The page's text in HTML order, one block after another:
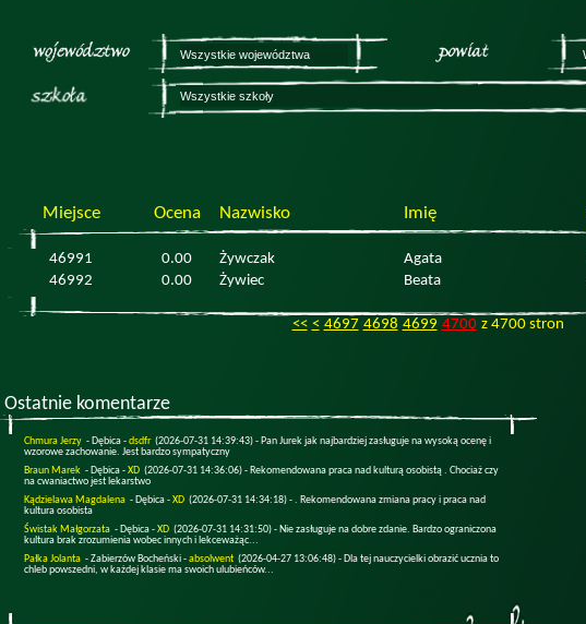
Miejsce Ocena Nazwisko Imię
46991 0.00 Żywczak Agata
46992
0.00 Żywiec Beata
<< < 4697 4698 4699 4700 z 4700 stron
Ostatnie komentarze
Chmura Jerzy - Dębica -dsdfr (2026-07-31 14:39:43) - Pan Jurek jak najbardziej zasługuje na wysoką ocenę i
wzorowe zachowanie. Jest bardzo sympatyczny
Braun Marek - Dębica -XD (2026-07-31 14:36:06) - Rekomendowana praca nad kulturą osobistą . Chociaż czy
na cwaniactwo jest lekarstwo
Kądzielawa Magdalena - Dębica -XD (2026-07-31 14:34:18) -. Rekomendowana zmiana pracy i praca nad
kultura osobista
Świstak Małgorzata - Dębica -XD (2026-07-31 14:31:50) - Nie zasługuje na dobre zdanie. Bardzo ograniczona
kultura brak zrozumienia wobec innych i lekceważąc...
Pałka Jolanta - Zabierzów Bocheński -absolwent (2026-04-27 13:06:48) - Dla tej nauczycielki obrazić ucznia to
chleb powszedni, w każdej klasie ma swoich ulubieńców...